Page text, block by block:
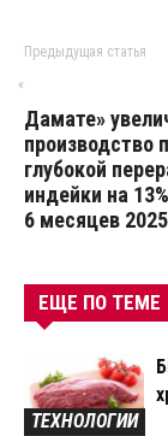
Предыдущая статья
«
Дамате»
производство
глубокой
индейки на
6 месяцев
ЕЩЕ ПО ТЕМЕ
ТЕХНОЛОГИИ